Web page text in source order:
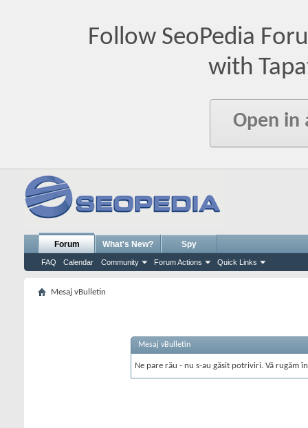
Follow SeoPedia
with
Open in
Forum
FAQ Calendar Community Forum Actions Quick Links
What's New? Spy
Mesaj vBulletin
Mesaj vBulletin
Ne pare rău - nu s-au găsit potriviri. Vă rugăm